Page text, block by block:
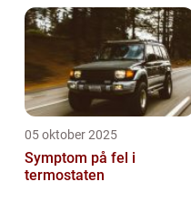
05 oktober 2025
Symptom på fel i
termostaten